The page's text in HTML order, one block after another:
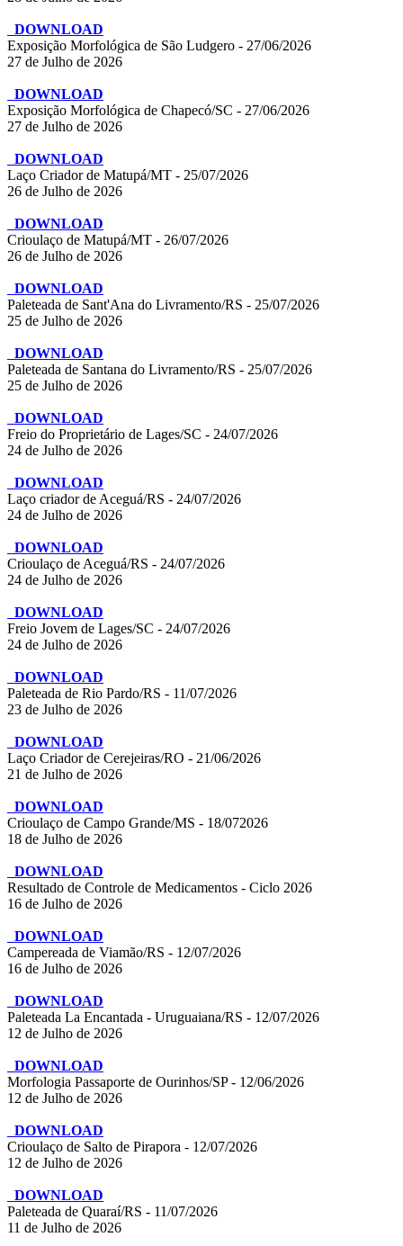
DOWNLOAD
Exposição Morfológica de São Ludgero - 27/06/2026
27 de Julho de 2026
DOWNLOAD
Exposição Morfológica de Chapecó/SC - 27/06/2026
27 de Julho de 2026
DOWNLOAD
Laço Criador de Matupá/MT - 25/07/2026
26 de Julho de 2026
DOWNLOAD
Crioulaço de Matupá/MT - 26/07/2026
26 de Julho de 2026
DOWNLOAD
Paleteada de Sant'Ana do Livramento/RS - 25/07/2026
25 de Julho de 2026
DOWNLOAD
Paleteada de Santana do Livramento/RS - 25/07/2026
25 de Julho de 2026
DOWNLOAD
Freio do Proprietário de Lages/SC - 24/07/2026
24 de Julho de 2026
DOWNLOAD
Laço criador de Aceguá/RS - 24/07/2026
24 de Julho de 2026
DOWNLOAD
Crioulaço de Aceguá/RS - 24/07/2026
24 de Julho de 2026
DOWNLOAD
Freio Jovem de Lages/SC - 24/07/2026
24 de Julho de 2026
DOWNLOAD
Paleteada de Rio Pardo/RS - 11/07/2026
23 de Julho de 2026
DOWNLOAD
Laço Criador de Cerejeiras/RO - 21/06/2026
21 de Julho de 2026
DOWNLOAD
Crioulaço de Campo Grande/MS - 18/072026
18 de Julho de 2026
DOWNLOAD
Resultado de Controle de Medicamentos - Ciclo 2026
16 de Julho de 2026
DOWNLOAD
Campereada de Viamão/RS - 12/07/2026
16 de Julho de 2026
DOWNLOAD
Paleteada La Encantada - Uruguaiana/RS - 12/07/2026
12 de Julho de 2026
DOWNLOAD
Morfologia Passaporte de Ourinhos/SP - 12/06/2026
12 de Julho de 2026
DOWNLOAD
Crioulaço de Salto de Pirapora - 12/07/2026
12 de Julho de 2026
DOWNLOAD
Paleteada de Quaraí/RS - 11/07/2026
11 de Julho de 2026